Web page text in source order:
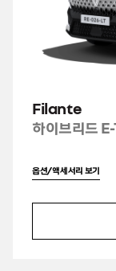
Filante
하이브리드
옵션/액세서리 보기